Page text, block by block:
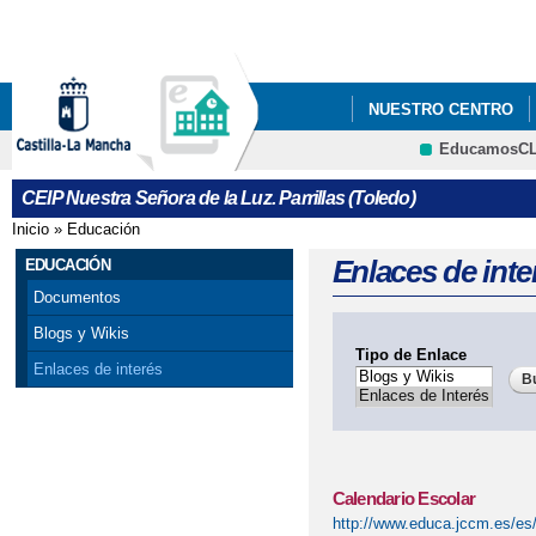
NUESTRO CENTRO
NORMAS DE
PROYECTO
CEIP Nuestra Señora de la Luz. Parrillas (Toledo)
Se encuentra usted aquí
Inicio » Educación
EDUCACIÓN
Documentos
Blogs y Wikis
Enlaces de interés
Enlaces de
Tipo de Enlace
Calendario Escolar
http://www.educa.jccm.es/